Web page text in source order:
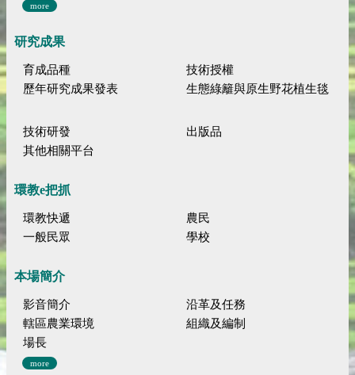
more
研究成果
育成品種
技術授權
歷年研究成果發表
生態綠籬與原生野花植生毯
技術研發
出版品
其他相關平台
環教e把抓
環教快遞
農民
一般民眾
學校
本場簡介
影音簡介
沿革及任務
轄區農業環境
組織及編制
場長
more